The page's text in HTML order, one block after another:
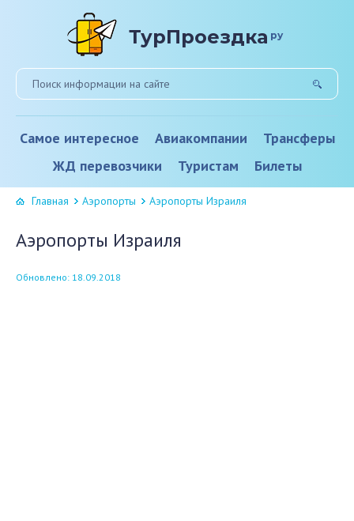
ТурПроездка ру
Самое интересное Авиакомпании
Трансферы
ЖД перевозчики
Туристам Билеты
Главная Аэропорты Аэропорты Израиля
Аэропорты Израиля
Обновлено: 18.09.2018